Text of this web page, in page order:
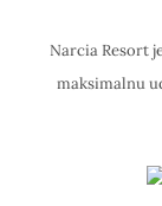
Narcia Resort
maksimalnu